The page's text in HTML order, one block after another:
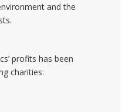
and the
profits has been
charities: